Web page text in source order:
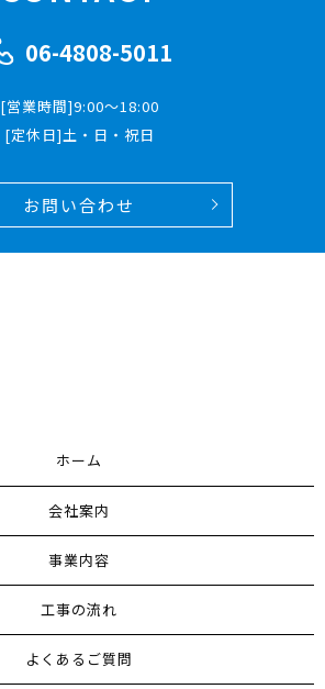
06-4808-5011
[営業時間]9:00～18:00
[定休日]土・日・祝日
お問い合わせ
ホーム
会社案内
事業内容
工事の流れ
よくあるご質問